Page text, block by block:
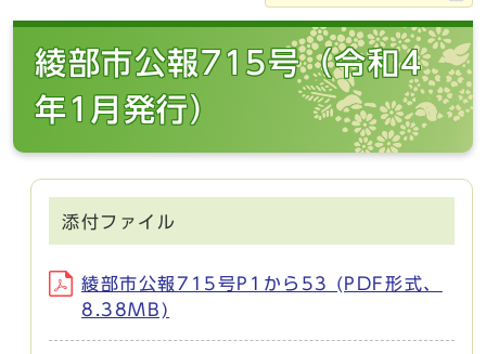
綾部市公報715号（令和4
年1月発行）
添付ファイル
綾部市公報715号P1から53 (PDF形式、
8.38MB)